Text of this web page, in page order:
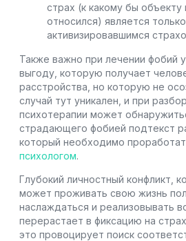
страх (к какому бы объекту
относился) является только
активизировавшимся
Также важно при лечении фобий
выгоду, которую получает
расстройства, но которую не
случай тут уникален, и при
психотерапии может
страдающего фобией подтекст
который необходимо
психологом.
Глубокий личностный конфликт,
может проживать свою жизнь
наслаждаться и реализовывать
перерастает в фиксацию на
это провоцирует поиск